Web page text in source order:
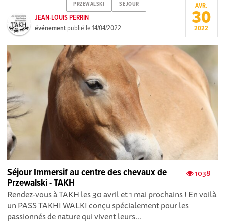
PRZEWALSKI SEJOUR
JEAN-LOUIS PERRIN
événement publié le14/04/2022
AVR.
30
2022
1038
Séjour Immersif au centre des chevaux de
Przewalski - TAKH
Rendez-vous à TAKH les 30 avril et 1 mai prochains ! En voilà
un PASS TAKHI WALKI conçu spécialement pour les
passionnés de nature qui vivent leurs...